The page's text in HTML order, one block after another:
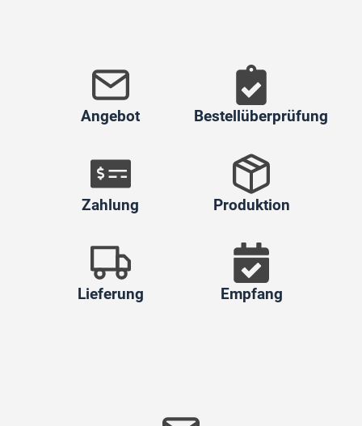
Angebot Bestellüberprüfung
Zahlung Produktion
Lieferung Empfang